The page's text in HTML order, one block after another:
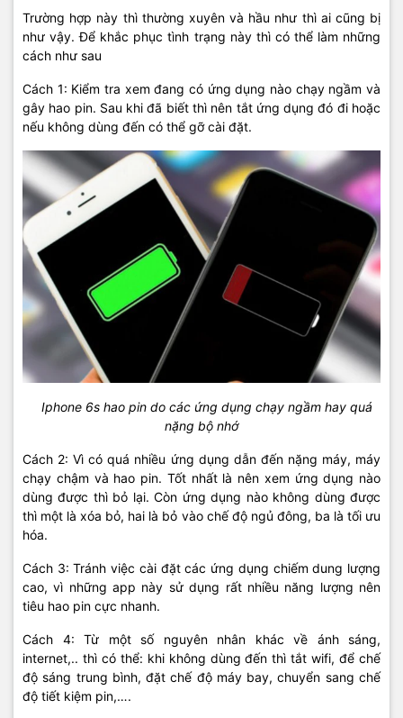
Trường hợp này thì thường xuyên và hầu như thì ai cũng bị
như vậy. Để khắc phục tình trạng này thì có thể làm những
cách như sau
Cách 1: Kiểm tra xem đang có ứng dụng nào chạy ngầm và
gây hao pin. Sau khi đã biết thì nên tắt ứng dụng đó đi hoặc
nếu không dùng đến có thể gỡ cài đặt.
Iphone 6s hao pin do các ứng dụng chạy ngầm hay quá
nặng bộ nhớ
Cách 2: Vì có quá nhiều ứng dụng dẫn đến nặng máy, máy
chạy chậm và hao pin. Tốt nhất là nên xem ứng dụng nào
dùng được thì bỏ lại. Còn ứng dụng nào không dùng được
thì một là xóa bỏ, hai là bỏ vào chế độ ngủ đông, ba là tối ưu
hóa.
Cách 3: Tránh việc cài đặt các ứng dụng chiếm dung lượng
cao, vì những app này sử dụng rất nhiều năng lượng nên
tiêu hao pin cực nhanh.
Cách 4: Từ một số nguyên nhân khác về ánh sáng,
internet,.. thì có thể: khi không dùng đến thì tắt wifi, để chế
độ sáng trung bình, đặt chế độ máy bay, chuyển sang chế
độ tiết kiệm pin,….